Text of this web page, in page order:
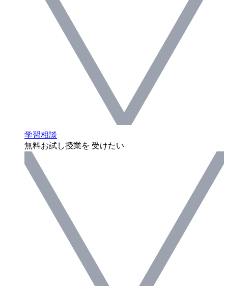
学習相談
無料お試し授業を 受けたい